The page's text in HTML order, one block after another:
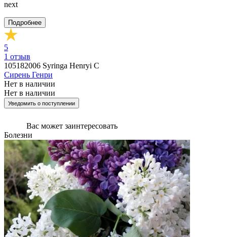
next
Подробнее
5
1 отзыв
105182006 Syringa Henryi С
Сирень Генри
Нет в наличии
Нет в наличии
Уведомить о поступлении
Вас может заинтересовать
Болезни